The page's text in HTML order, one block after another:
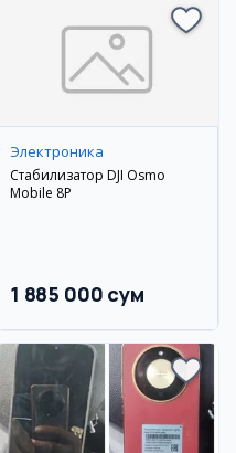
Электроника
Стабилизатор DJI Osmo
Mobile 8P
1 885 000 сум